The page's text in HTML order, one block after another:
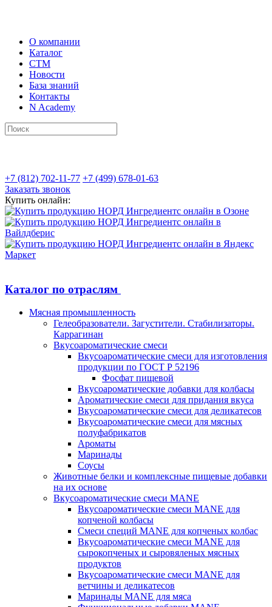
О компании
Каталог
СТМ
Новости
База знаний
Контакты
N Academy
+7 (812) 702-11-77 +7 (499) 678-01-63
Заказать звонок
Купить онлайн:
Каталог по отраслям
Мясная промышленность
Гелеобразователи. Загустители. Стабилизаторы.
Каррагинан
Вкусоароматические смеси
Вкусоароматические смеси для изготовления
продукции по ГОСТ Р 52196
Фосфат пищевой
Вкусоароматические добавки для колбасы
Ароматические смеси для придания вкуса
Вкусоароматические смеси для деликатесов
Вкусоароматические смеси для мясных
полуфабрикатов
Ароматы
Маринады
Соусы
Животные белки и комплексные пищевые добавки
на их основе
Вкусоароматические смеси MANE
Вкусоароматические смеси MANE для
копченой колбасы
Смеси специй MANE для копченых колбас
Вкусоароматические смеси MANE для
сырокопченых и сыровяленых мясных
продуктов
Вкусоароматические смеси MANE для
ветчины и деликатесов
Маринады MANE для мяса